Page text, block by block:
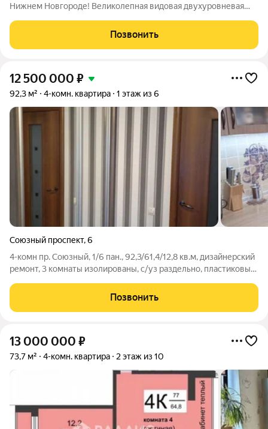
Нижнем Новгороде! Великолепная видовая двухуровневая
или тех, кто ценит простор и
Позвонить
12 500 000 ₽
92,3 м² 4-комн. квартира 1 этаж из 6
Союзный проспект,6
4-комн пр. Союзный, 1/6 пан., 92,3/61,4/12,8 кв.м, дизайнерский
ремонт, 3 комнаты изолированы, с/уз раздельно, пластиковые
индивидуальный тамбур, один взрослый собственник.
Альтернат подобран
Позвонить
13 000 000 ₽
73,7 м² 4-комн. квартира 2 этаж из 10